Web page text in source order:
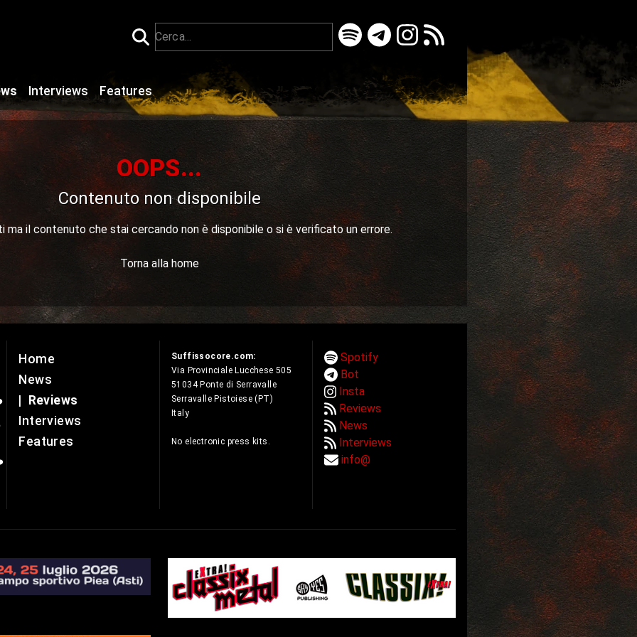
Interviews Features
OOPS...
Contenuto non disponibile
ma il contenuto che stai cercando non è disponibile o si è verificato un errore.
Torna alla home
Home
News
Reviews
Interviews
Features
Suffissocore.com:
Via Provinciale Lucchese 505
51034 Ponte di Serravalle
Serravalle Pistoiese (PT)
Italy
No electronic press kits.
Spotify
Bot
Insta
Reviews
News
Interviews
info@